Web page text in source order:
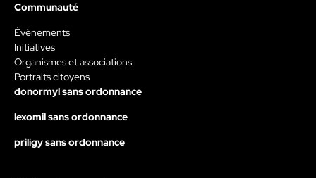
Communauté
Évènements
Initiatives
Organismes et associations
Portraits citoyens
donormyl sans ordonnance
lexomil sans ordonnance
priligy sans ordonnance